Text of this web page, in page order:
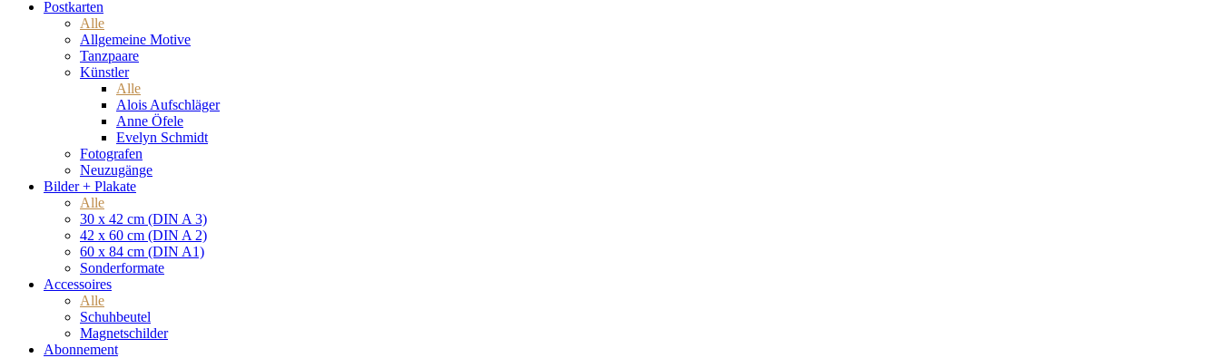
Postkarten
Alle
Allgemeine Motive
Tanzpaare
Künstler
Alle
Alois Aufschläger
Anne Öfele
Evelyn Schmidt
Fotografen
Neuzugänge
Bilder + Plakate
Alle
30 x 42 cm (DIN A 3)
42 x 60 cm (DIN A 2)
60 x 84 cm (DIN A1)
Sonderformate
Accessoires
Alle
Schuhbeutel
Magnetschilder
Abonnement